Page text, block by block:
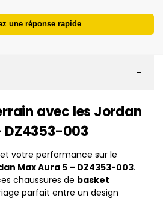
une réponse rapide
-
avec les Jordan
DZ4353-003
votre performance sur le
Max Aura 5 – DZ4353-003.
chaussures de basket
parfait entre un design